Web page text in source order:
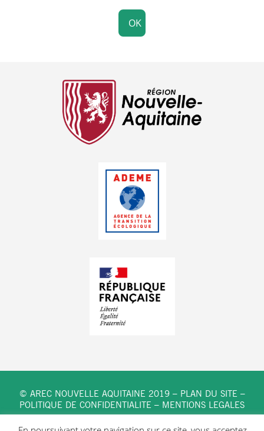
© AREC NOUVELLE AQUITAINE 2019 – PLAN DU SITE–
POLITIQUE DE CONFIDENTIALITE – MENTIONS LEGALES